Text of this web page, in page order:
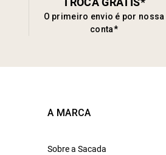
O primeiro envio é por nossa
conta*
A MARCA
Sobre a Sacada